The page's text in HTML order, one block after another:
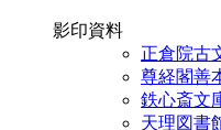
影印資料
正倉院古
尊経閣善
鉄心斎文
天理図書